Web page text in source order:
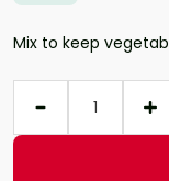
Mix to keep